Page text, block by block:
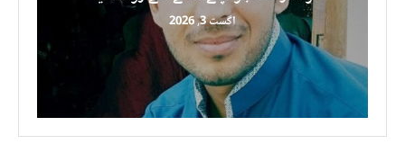
اگست 3, 2026